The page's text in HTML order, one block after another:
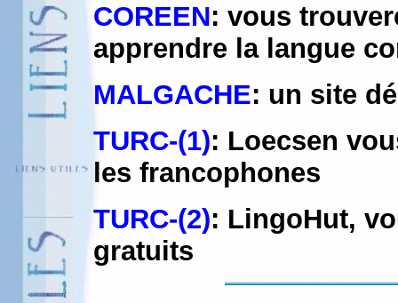
COREEN: vous
apprendre la langue
MALGACHE: un site
TURC-(1): Loecsen
les francophones
TURC-(2): LingoHut,
gratuits